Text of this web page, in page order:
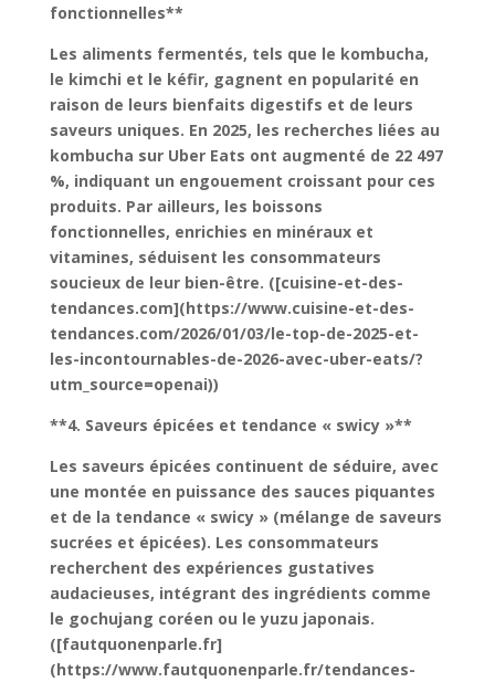
fonctionnelles**
Les aliments fermentés, tels que le kombucha,
le kimchi et le kéfir, gagnent en popularité en
raison de leurs bienfaits digestifs et de leurs
saveurs uniques. En 2025, les recherches liées au
kombucha sur Uber Eats ont augmenté de 22 497
%, indiquant un engouement croissant pour ces
produits. Par ailleurs, les boissons
fonctionnelles, enrichies en minéraux et
vitamines, séduisent les consommateurs
soucieux de leur bien-être. ([cuisine-et-des-
tendances.com](https://www.cuisine-et-des-
tendances.com/2026/01/03/le-top-de-2025-et-
les-incontournables-de-2026-avec-uber-eats/?
utm_source=openai))
**4. Saveurs épicées et tendance « swicy »**
Les saveurs épicées continuent de séduire, avec
une montée en puissance des sauces piquantes
et de la tendance « swicy » (mélange de saveurs
sucrées et épicées). Les consommateurs
recherchent des expériences gustatives
audacieuses, intégrant des ingrédients comme
le gochujang coréen ou le yuzu japonais.
([fautquonenparle.fr]
(https://www.fautquonenparle.fr/tendances-